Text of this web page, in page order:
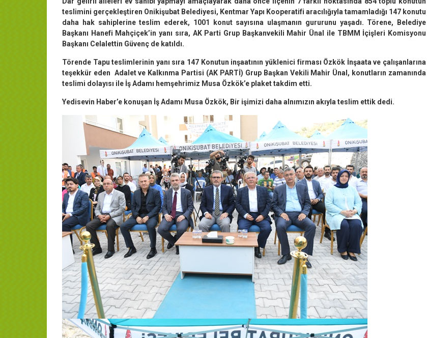
teslimini gerçekleştiren Onikişubat Belediyesi, Kentmar Yapı Kooperatifi aracılığıyla tamamladığı 147 konutu
daha hak sahiplerine teslim ederek, 1001 konut sayısına ulaşmanın gururunu yaşadı. Törene, Belediye
Başkanı Hanefi Mahçiçek’in yanı sıra, AK Parti Grup Başkanvekili Mahir Ünal ile TBMM İçişleri Komisyonu
Başkanı Celalettin Güvenç de katıldı.
Törende Tapu teslimlerinin yanı sıra 147 Konutun inşaatının yüklenici firması Özkök İnşaata ve çalışanlarına
teşekkür eden Adalet ve Kalkınma Partisi (AK PARTİ) Grup Başkan Vekili Mahir Ünal, konutların zamanında
teslimi dolayısı ile İş Adamı hemşehrimiz Musa Özkök’e plaket takdim etti.
Yedisevin Haber’e konuşan İş Adamı Musa Özkök, Bir işimizi daha alnımızın akıyla teslim ettik dedi.